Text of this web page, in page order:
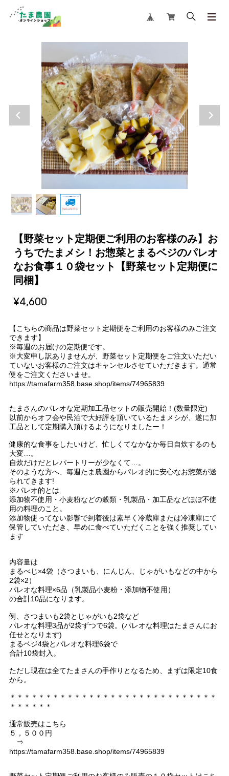
【野菜セット定期便ご利用のお客様のみ】お
うちでたまメシ！お惣菜とまるベジのパレオ
なお食事１０袋セット【野菜セット定期便に
同梱】
¥4,600
【こちらの商品は野菜セット定期便をご利用のお客様のみご注文
できます】
※毎週のお届けの定期便です。
※大変申し訳ありませんが、野菜セット定期便をご注文いただい
ていないお客様のご注文はキャンセルさせていただきます。通常
便をご注文くださいませ。
https://tamafarm358.base.shop/items/74965839
たまさんのパレオな定期加工品セットの販売開始！(数量限定)
以前からオフ会や民泊で大好評を頂いているたまメシが、遂に加
工品として定期購入頂けるようになりましたー！
健康的な食事をしたいけど、忙しくてなかなか毎日自炊するのも
大変…。
自炊だけだとレパートリーが少なくて…。
そのような方へ、毎週たま農園からパレオ的に安心なお惣菜が送
られてきます!
※パレオ的とは
添加物不使用・小麦粉などの穀類・乳製品・加工品などほぼ不使
用の料理のこと。
添加物使ってない影響で到着後は素早く冷蔵庫または冷凍庫にて
保管していただき、早めに食べていただくことを強く推奨してい
ます
内容量は
まるべじ×4袋（さつまいも、にんじん、じゃがいもなどの中から
2袋×2）
パレオな料理×6品（乳製品小麦粉・添加物不使用）
の合計10品になります。
例、さつまいも2袋とじゃがいも2袋など
パレオな料理3品が2袋ずつで6袋。(パレオな料理はたまさんにお
任せとなります)
まるベジ4袋とパレオな料理6袋で
合計10袋封入。
ただし現在は全てたまさんの手作りとなるため、まずは限定10食
から。
＊＊＊＊＊＊＊＊＊＊＊＊＊＊＊＊＊＊＊＊＊＊＊＊＊＊＊＊＊
＊＊＊＊＊＊
通常販売はこちら
５，５００円
⇒
https://tamafarm358.base.shop/items/74965839